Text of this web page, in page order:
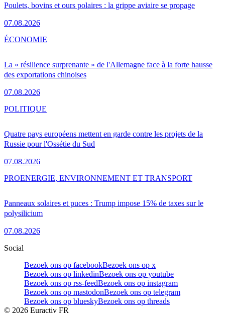
Poulets, bovins et ours polaires : la grippe aviaire se propage
07.08.2026
La « résilience surprenante » de l'Allemagne face à la forte hausse
des exportations chinoises
07.08.2026
ÉCONOMIE
Quatre pays européens mettent en garde contre les projets de la
Russie pour l'Ossétie du Sud
07.08.2026
POLITIQUE
Panneaux solaires et puces : Trump impose 15% de taxes sur le
polysilicium
07.08.2026
PROENERGIE, ENVIRONNEMENT ET TRANSPORT
Social
Bezoek ons op facebookBezoek ons op x
Bezoek ons op linkedinBezoek ons op youtube
Bezoek ons op rss-feedBezoek ons op instagram
Bezoek ons op mastodonBezoek ons op telegram
Bezoek ons op blueskyBezoek ons op threads
© 2026 Euractiv FR